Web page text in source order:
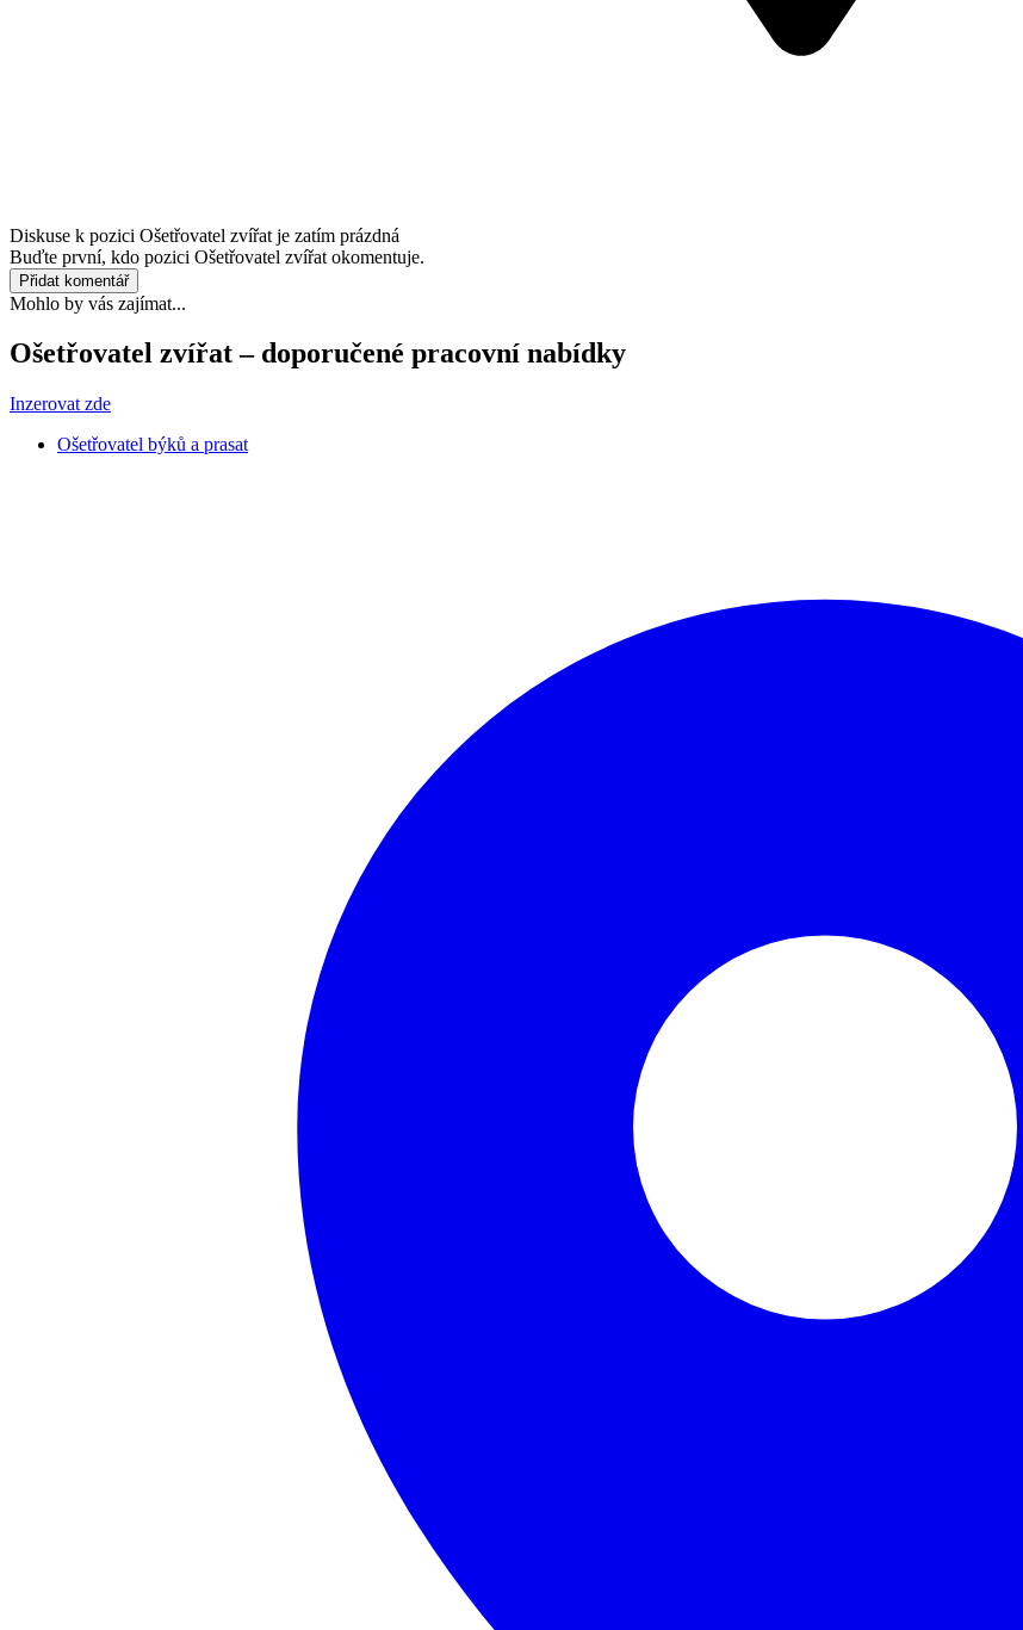
Diskuse k pozici Ošetřovatel zvířat je zatím prázdná
Buďte první, kdo pozici Ošetřovatel zvířat okomentuje.
Přidat komentář
Mohlo by vás zajímat...
Ošetřovatel zvířat – doporučené pracovní nabídky
Inzerovat zde
Ošetřovatel býků a prasat